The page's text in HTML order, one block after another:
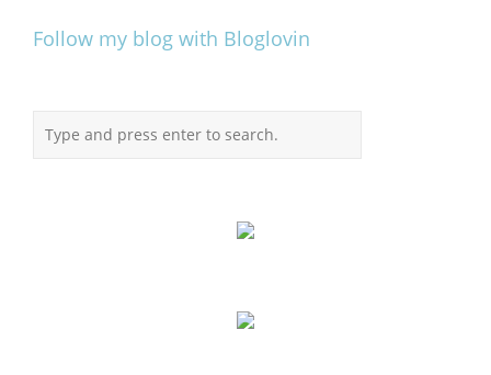
Follow my blog with Bloglovin